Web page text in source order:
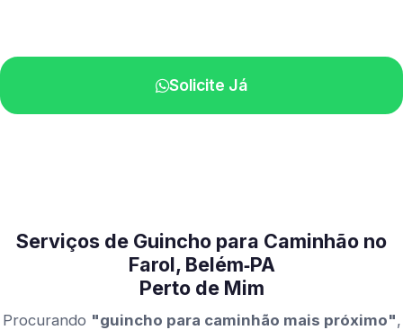
Solicite Já
Serviços de Guincho para Caminhão no
Farol, Belém‑PA
Perto de Mim
Procurando "guincho para caminhão mais próximo",